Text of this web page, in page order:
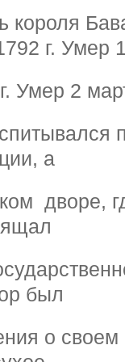
короля
г. Умер
Умер 2
а
дворе,
был
о